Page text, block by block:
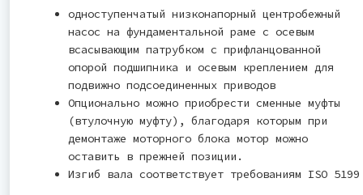
одноступенчатый низконапорный центробежный
насос на фундаментальной раме с осевым
всасывающим патрубком с прифланцованной
опорой подшипника и осевым креплением для
подвижно подсоединенных приводов
Опционально можно приобрести сменные муфты
(втулочную муфту), благодаря которым при
демонтаже моторного блока мотор можно
оставить в прежней позиции.
Изгиб вала соответствует требованиям ISO 5199